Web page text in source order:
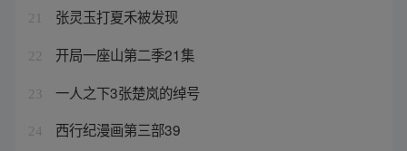
21 张灵玉打夏禾被发现
22 开局一座山第二季21集
23 一人之下3张楚岚的绰号
24 西行纪漫画第三部39